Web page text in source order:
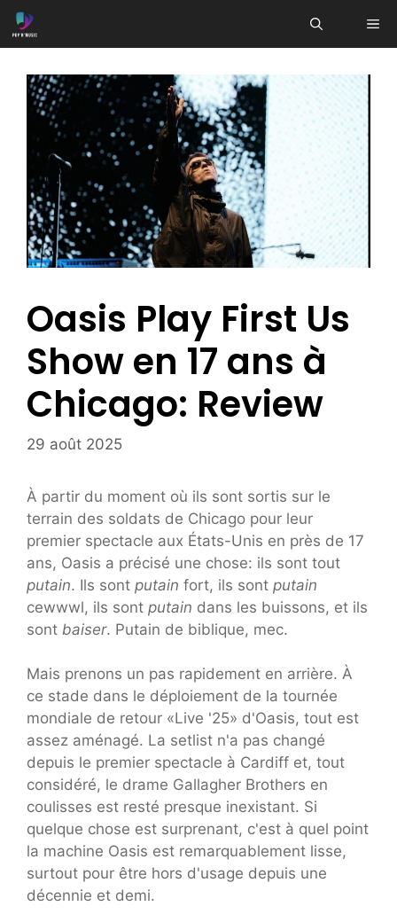
Aller
au
Oasis Play First Us
Show en 17 ans à
Chicago: Review
29 août 2025
À partir du moment où ils sont sortis sur le
terrain des soldats de Chicago pour leur
premier spectacle aux États-Unis en près de 17
ans, Oasis a précisé une chose: ils sont tout
putain. Ils sont putain fort, ils sont putain
cewwwl, ils sont putain dans les buissons, et ils
sont baiser. Putain de biblique, mec.
Mais prenons un pas rapidement en arrière. À
ce stade dans le déploiement de la tournée
mondiale de retour «Live '25» d'Oasis, tout est
assez aménagé. La setlist n'a pas changé
depuis le premier spectacle à Cardiff et, tout
considéré, le drame Gallagher Brothers en
coulisses est resté presque inexistant. Si
quelque chose est surprenant, c'est à quel point
la machine Oasis est remarquablement lisse,
surtout pour être hors d'usage depuis une
décennie et demi.